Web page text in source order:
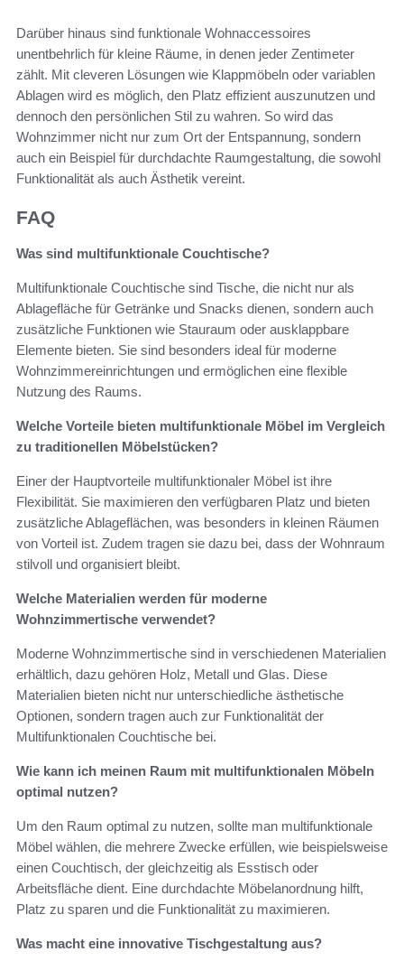
Darüber hinaus sind funktionale Wohnaccessoires
unentbehrlich für kleine Räume, in denen jeder Zentimeter
zählt. Mit cleveren Lösungen wie Klappmöbeln oder variablen
Ablagen wird es möglich, den Platz effizient auszunutzen und
dennoch den persönlichen Stil zu wahren. So wird das
Wohnzimmer nicht nur zum Ort der Entspannung, sondern
auch ein Beispiel für durchdachte Raumgestaltung, die sowohl
Funktionalität als auch Ästhetik vereint.
FAQ
Was sind multifunktionale Couchtische?
Multifunktionale Couchtische sind Tische, die nicht nur als
Ablagefläche für Getränke und Snacks dienen, sondern auch
zusätzliche Funktionen wie Stauraum oder ausklappbare
Elemente bieten. Sie sind besonders ideal für moderne
Wohnzimmereinrichtungen und ermöglichen eine flexible
Nutzung des Raums.
Welche Vorteile bieten multifunktionale Möbel im Vergleich
zu traditionellen Möbelstücken?
Einer der Hauptvorteile multifunktionaler Möbel ist ihre
Flexibilität. Sie maximieren den verfügbaren Platz und bieten
zusätzliche Ablageflächen, was besonders in kleinen Räumen
von Vorteil ist. Zudem tragen sie dazu bei, dass der Wohnraum
stilvoll und organisiert bleibt.
Welche Materialien werden für moderne
Wohnzimmertische verwendet?
Moderne Wohnzimmertische sind in verschiedenen Materialien
erhältlich, dazu gehören Holz, Metall und Glas. Diese
Materialien bieten nicht nur unterschiedliche ästhetische
Optionen, sondern tragen auch zur Funktionalität der
Multifunktionalen Couchtische bei.
Wie kann ich meinen Raum mit multifunktionalen Möbeln
optimal nutzen?
Um den Raum optimal zu nutzen, sollte man multifunktionale
Möbel wählen, die mehrere Zwecke erfüllen, wie beispielsweise
einen Couchtisch, der gleichzeitig als Esstisch oder
Arbeitsfläche dient. Eine durchdachte Möbelanordnung hilft,
Platz zu sparen und die Funktionalität zu maximieren.
Was macht eine innovative Tischgestaltung aus?